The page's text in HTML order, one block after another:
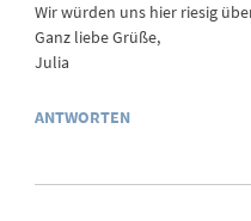
Wir würden uns hier riesig
Ganz liebe Grüße,
Julia
ANTWORTEN